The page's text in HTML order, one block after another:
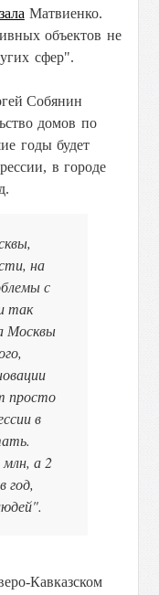
Матвиенко.
объектов не
сфер".
Собянин
домов по
годы будет
в городе
на
с
так
Москвы
просто
в
а 2
год,
Кавказском